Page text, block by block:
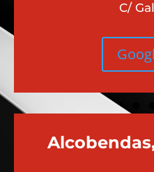
C/
Alcobendas,